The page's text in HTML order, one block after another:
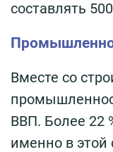
составлять
Вместе со
ВВП. Более 22
именно в этой